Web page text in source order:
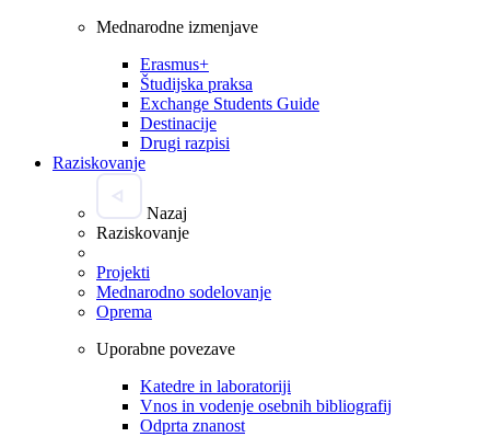
Mednarodne izmenjave
Erasmus+
Študijska praksa
Exchange Students Guide
Destinacije
Drugi razpisi
Raziskovanje
Nazaj
Raziskovanje
Projekti
Mednarodno sodelovanje
Oprema
Uporabne povezave
Katedre in laboratoriji
Vnos in vodenje osebnih bibliografij
Odprta znanost